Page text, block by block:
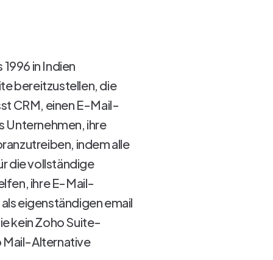
in Indien
bereitzustellen, die
CRM, einen E-Mail-
Unternehmen, ihre
indem alle
die vollständige
ihre E-Mail-
eigenständigen email
kein Zoho Suite-
Mail-Alternative